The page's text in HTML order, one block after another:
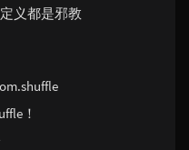
义都是邪教
！